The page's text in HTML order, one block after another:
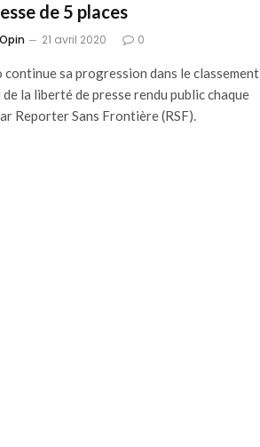
de 5 places
21 avril 2020 0
continue sa progression dans le classement
la liberté de presse rendu public chaque
Reporter Sans Frontière (RSF).